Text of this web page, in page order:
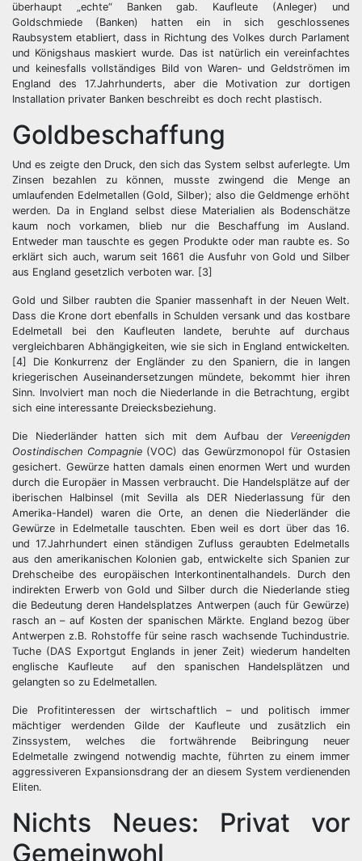
überhaupt „echte“ Banken gab. Kaufleute (Anleger) und
Goldschmiede (Banken) hatten ein in sich geschlossenes
Raubsystem etabliert, dass in Richtung des Volkes durch Parlament
und Königshaus maskiert wurde. Das ist natürlich ein vereinfachtes
und keinesfalls vollständiges Bild von Waren- und Geldströmen im
England des 17.Jahrhunderts, aber die Motivation zur dortigen
Installation privater Banken beschreibt es doch recht plastisch.
Goldbeschaffung
Und es zeigte den Druck, den sich das System selbst auferlegte. Um
Zinsen bezahlen zu können, musste zwingend die Menge an
umlaufenden Edelmetallen (Gold, Silber); also die Geldmenge erhöht
werden. Da in England selbst diese Materialien als Bodenschätze
kaum noch vorkamen, blieb nur die Beschaffung im Ausland.
Entweder man tauschte es gegen Produkte oder man raubte es. So
erklärt sich auch, warum seit 1661 die Ausfuhr von Gold und Silber
aus England gesetzlich verboten war. [3]
Gold und Silber raubten die Spanier massenhaft in der Neuen Welt.
Dass die Krone dort ebenfalls in Schulden versank und das kostbare
Edelmetall bei den Kaufleuten landete, beruhte auf durchaus
vergleichbaren Abhängigkeiten, wie sie sich in England entwickelten.
[4] Die Konkurrenz der Engländer zu den Spaniern, die in langen
kriegerischen Auseinandersetzungen mündete, bekommt hier ihren
Sinn. Involviert man noch die Niederlande in die Betrachtung, ergibt
sich eine interessante Dreiecksbeziehung.
Die Niederländer hatten sich mit dem Aufbau der Vereenigden
Oostindischen Compagnie(VOC) das Gewürzmonopol für Ostasien
gesichert. Gewürze hatten damals einen enormen Wert und wurden
durch die Europäer in Massen verbraucht. Die Handelsplätze auf der
iberischen Halbinsel (mit Sevilla als DER Niederlassung für den
Amerika-Handel) waren die Orte, an denen die Niederländer die
Gewürze in Edelmetalle tauschten. Eben weil es dort über das 16.
und 17.Jahrhundert einen ständigen Zufluss geraubten Edelmetalls
aus den amerikanischen Kolonien gab, entwickelte sich Spanien zur
Drehscheibe des europäischen Interkontinentalhandels. Durch den
indirekten Erwerb von Gold und Silber durch die Niederlande stieg
die Bedeutung deren Handelsplatzes Antwerpen (auch für Gewürze)
rasch an – auf Kosten der spanischen Märkte. England bezog über
Antwerpen z.B. Rohstoffe für seine rasch wachsende Tuchindustrie.
Tuche (DAS Exportgut Englands in jener Zeit) wiederum handelten
englische Kaufleute auf den spanischen Handelsplätzen und
gelangten so zu Edelmetallen.
Die Profitinteressen der wirtschaftlich – und politisch immer
mächtiger werdenden Gilde der Kaufleute und zusätzlich ein
Zinssystem, welches die fortwährende Beibringung neuer
Edelmetalle zwingend notwendig machte, führten zu einem immer
aggressiveren Expansionsdrang der an diesem System verdienenden
Eliten.
Nichts Neues: Privat vor
Gemeinwohl